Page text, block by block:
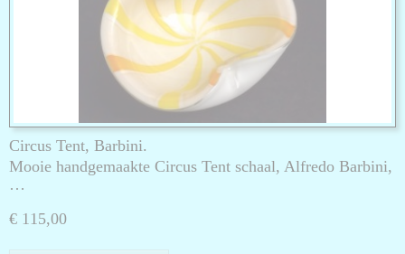
Circus Tent, Barbini.
Mooie handgemaakte Circus Tent schaal, Alfredo Barbini,
…
€ 115,00